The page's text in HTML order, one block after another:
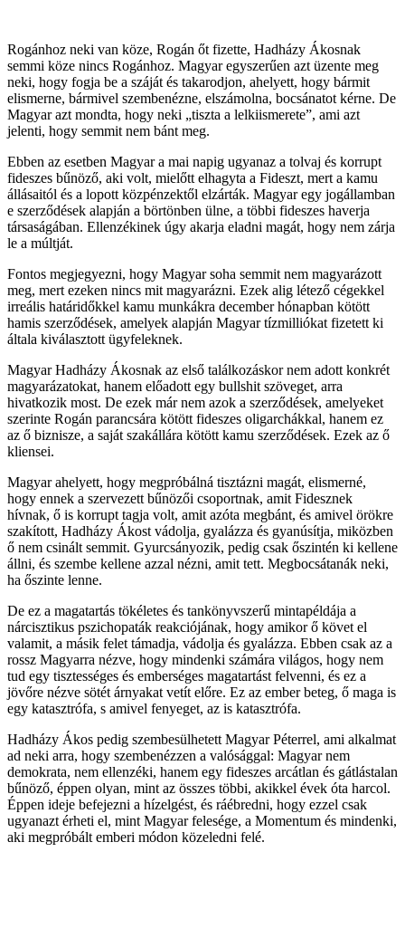
Rogánhoz neki van köze, Rogán őt fizette, Hadházy Ákosnak
semmi köze nincs Rogánhoz. Magyar egyszerűen azt üzente meg
neki, hogy fogja be a száját és takarodjon, ahelyett, hogy bármit
elismerne, bármivel szembenézne, elszámolna, bocsánatot kérne. De
Magyar azt mondta, hogy neki „tiszta a lelkiismerete”, ami azt
jelenti, hogy semmit nem bánt meg.
Ebben az esetben Magyar a mai napig ugyanaz a tolvaj és korrupt
fideszes bűnöző, aki volt, mielőtt elhagyta a Fideszt, mert a kamu
állásaitól és a lopott közpénzektől elzárták. Magyar egy jogállamban
e szerződések alapján a börtönben ülne, a többi fideszes haverja
társaságában. Ellenzékinek úgy akarja eladni magát, hogy nem zárja
le a múltját.
Fontos megjegyezni, hogy Magyar soha semmit nem magyarázott
meg, mert ezeken nincs mit magyarázni. Ezek alig létező cégekkel
irreális határidőkkel kamu munkákra december hónapban kötött
hamis szerződések, amelyek alapján Magyar tízmilliókat fizetett ki
általa kiválasztott ügyfeleknek.
Magyar Hadházy Ákosnak az első találkozáskor nem adott konkrét
magyarázatokat, hanem előadott egy bullshit szöveget, arra
hivatkozik most. De ezek már nem azok a szerződések, amelyeket
szerinte Rogán parancsára kötött fideszes oligarchákkal, hanem ez
az ő biznisze, a saját szakállára kötött kamu szerződések. Ezek az ő
kliensei.
Magyar ahelyett, hogy megpróbálná tisztázni magát, elismerné,
hogy ennek a szervezett bűnözői csoportnak, amit Fidesznek
hívnak, ő is korrupt tagja volt, amit azóta megbánt, és amivel örökre
szakított, Hadházy Ákost vádolja, gyalázza és gyanúsítja, miközben
ő nem csinált semmit. Gyurcsányozik, pedig csak őszintén ki kellene
állni, és szembe kellene azzal nézni, amit tett. Megbocsátanák neki,
ha őszinte lenne.
De ez a magatartás tökéletes és tankönyvszerű mintapéldája a
nárcisztikus pszichopaták reakciójának, hogy amikor ő követ el
valamit, a másik felet támadja, vádolja és gyalázza. Ebben csak az a
rossz Magyarra nézve, hogy mindenki számára világos, hogy nem
tud egy tisztességes és emberséges magatartást felvenni, és ez a
jövőre nézve sötét árnyakat vetít előre. Ez az ember beteg, ő maga is
egy katasztrófa, s amivel fenyeget, az is katasztrófa.
Hadházy Ákos pedig szembesülhetett Magyar Péterrel, ami alkalmat
ad neki arra, hogy szembenézzen a valósággal: Magyar nem
demokrata, nem ellenzéki, hanem egy fideszes arcátlan és gátlástalan
bűnöző, éppen olyan, mint az összes többi, akikkel évek óta harcol.
Éppen ideje befejezni a hízelgést, és ráébredni, hogy ezzel csak
ugyanazt érheti el, mint Magyar felesége, a Momentum és mindenki,
aki megpróbált emberi módon közeledni felé.